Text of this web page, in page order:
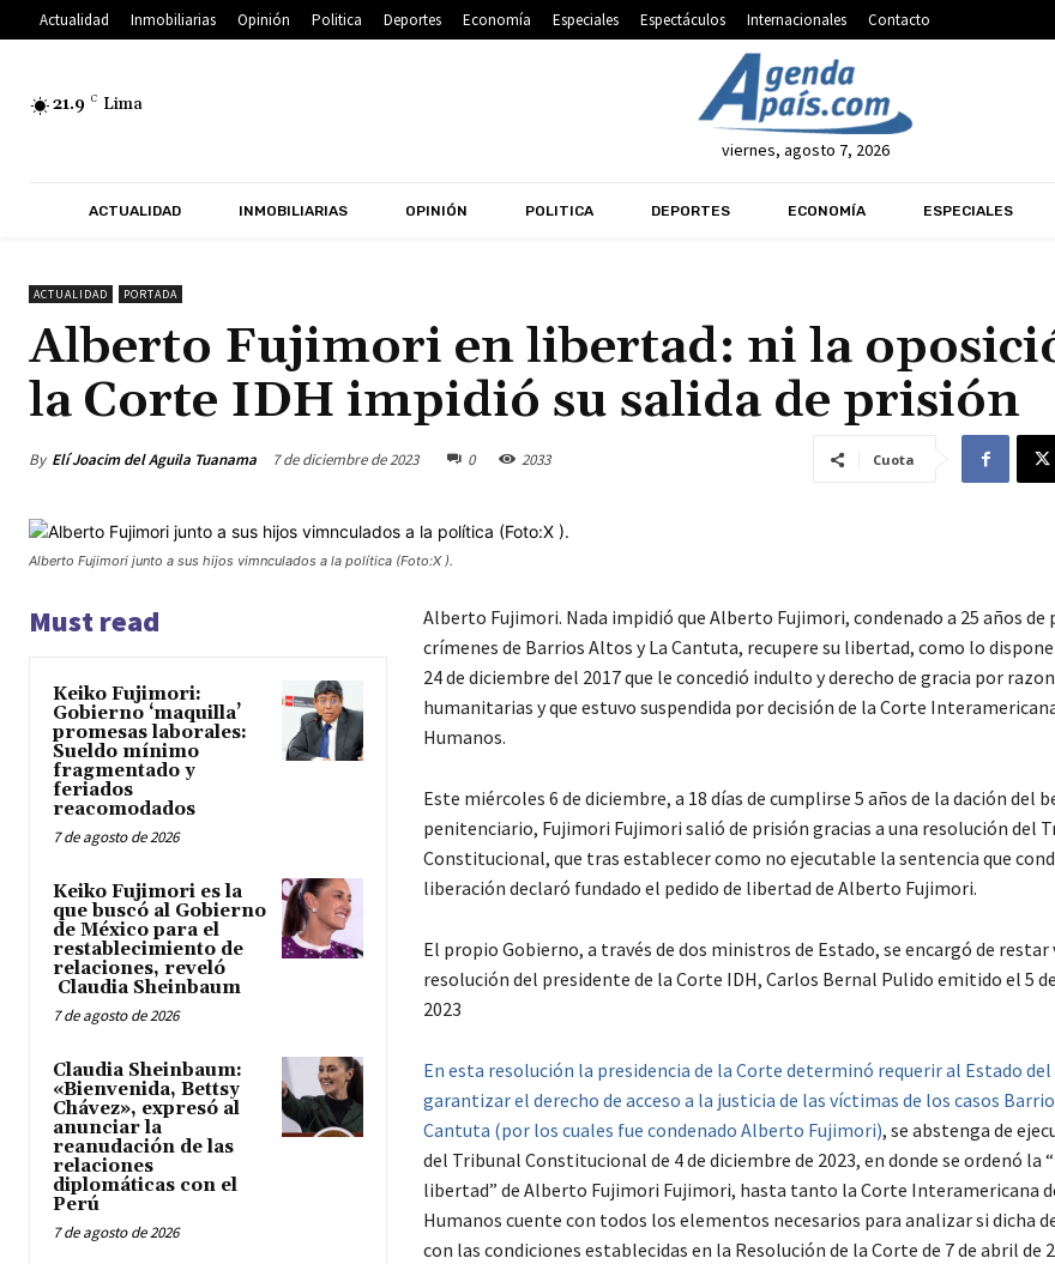
Actualidad Inmobiliarias Opinión Politica Deportes Economía Especiales Espectáculos Internacionales Contacto
21.9 C Lima
viernes, agosto 7, 2026
ACTUALIDAD INMOBILIARIAS OPINIÓN POLITICA DEPORTES ECONOMÍA ESPECIALES
ACTUALIDAD PORTADA
Alberto Fujimori en libertad: ni la
la Corte IDH impidió su salida de prisión
By Elí Joacim del Aguila Tuanama 7 de diciembre de 2023 0 2033 Cuota
Alberto Fujimori junto a sus hijos vimnculados a la política (Foto:X ).
Must read
Keiko Fujimori:
Gobierno ‘maquilla’
promesas laborales:
Sueldo mínimo
fragmentado y
feriados
reacomodados
7 de agosto de 2026
Keiko Fujimori es la
que buscó al Gobierno
de México para el
restablecimiento de
relaciones, reveló
Claudia Sheinbaum
7 de agosto de 2026
Claudia Sheinbaum:
«Bienvenida, Bettsy
Chávez», expresó al
anunciar la
reanudación de las
relaciones
diplomáticas con el
Perú
7 de agosto de 2026
Alberto Fujimori. Nada impidió que Alberto Fujimori, condenado a 25 años de
crímenes de Barrios Altos y La Cantuta, recupere su libertad, como lo dispone
24 de diciembre del 2017 que le concedió indulto y derecho de gracia por
humanitarias y que estuvo suspendida por decisión de la Corte
Humanos.
Este miércoles 6 de diciembre, a 18 días de cumplirse 5 años de la dación del
penitenciario, Fujimori Fujimori salió de prisión gracias a una resolución del
Constitucional, que tras establecer como no ejecutable la sentencia que
liberación declaró fundado el pedido de libertad de Alberto Fujimori.
El propio Gobierno, a través de dos ministros de Estado, se encargó de restar
resolución del presidente de la Corte IDH, Carlos Bernal Pulido emitido el 5
2023
En esta resolución la presidencia de la Corte determinó requerir al Estado del
garantizar el derecho de acceso a la justicia de las víctimas de los casos
Cantuta (por los cuales fue condenado Alberto Fujimori), se abstenga de
del Tribunal Constitucional de 4 de diciembre de 2023, en donde se ordenó la
libertad” de Alberto Fujimori Fujimori, hasta tanto la Corte Interamericana
Humanos cuente con todos los elementos necesarios para analizar si dicha
con las condiciones establecidas en la Resolución de la Corte de 7 de abril de